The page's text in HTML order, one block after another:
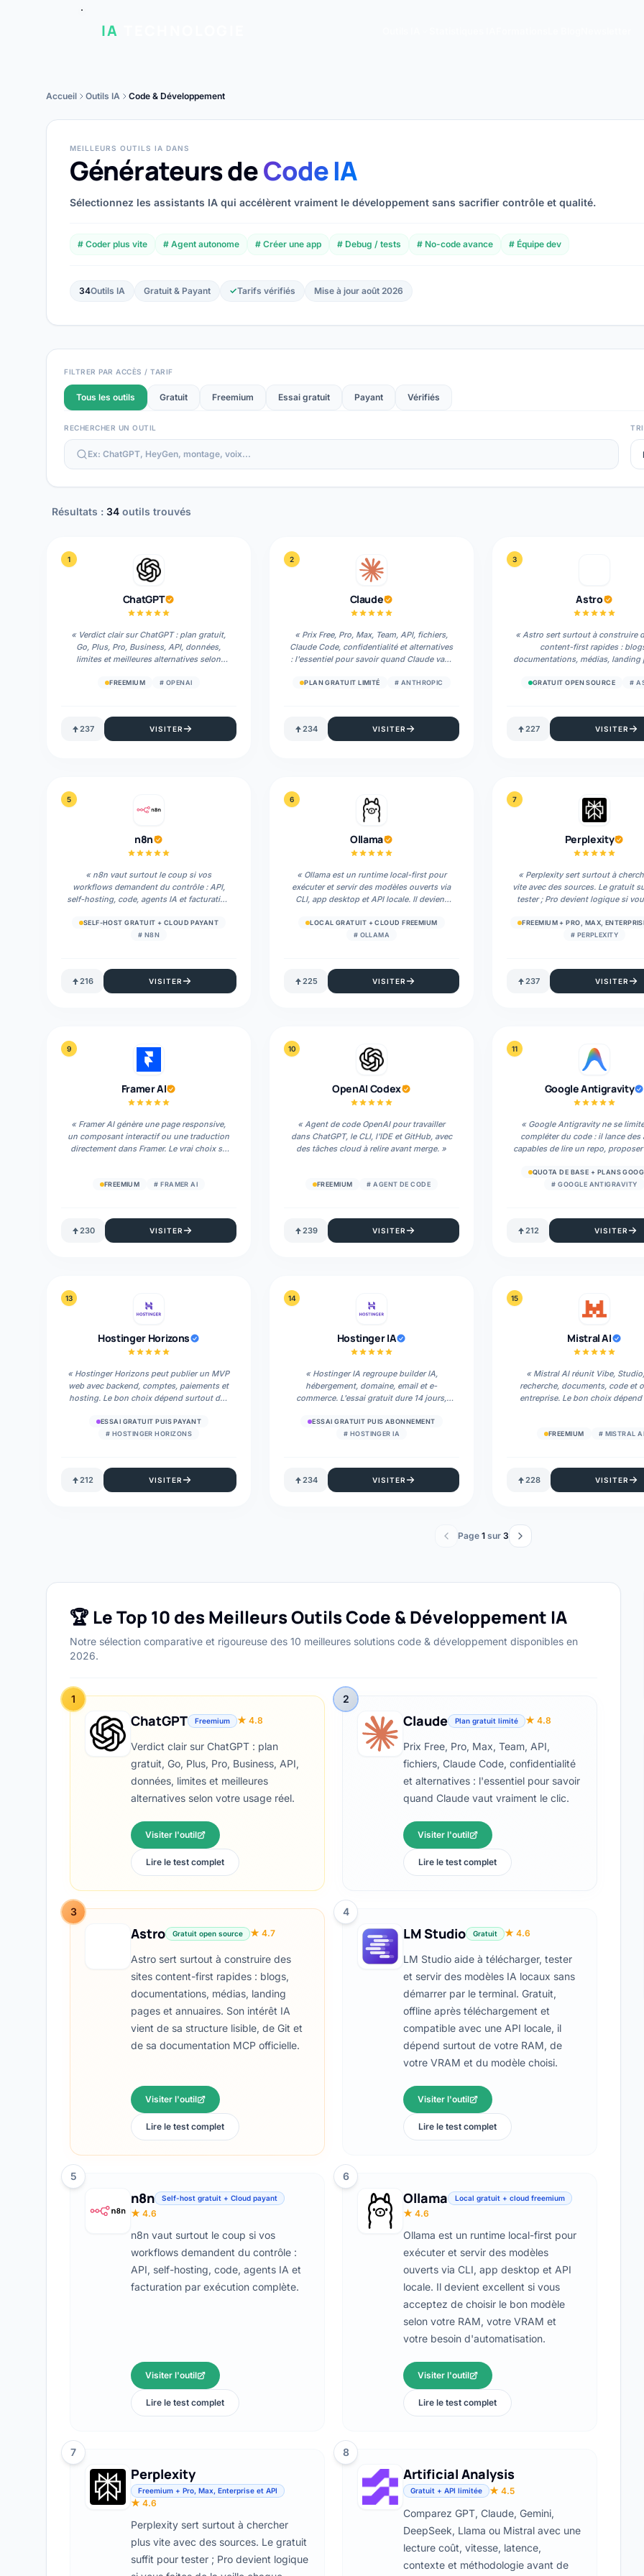
IA
Accueil Outils IA Code & Développement
MEILLEURS OUTILS IA DANS
Générateurs deCode IA
Sélectionnez les assistants IA qui accélèrent vraiment le développement sans sacrifier contrôle et qualité.
# Coder plus vite # Agent autonome # Créer une app # Debug / tests # No-code avance # Équipe dev
34Outils IA Gratuit & Payant ✓Tarifs vérifiés Mise à jour août 2026
FILTRER PAR ACCÈS / TARIF
Tous les outils Gratuit Freemium Essai gratuit Payant Vérifiés
RECHERCHER UN OUTIL
Résultats : 34 outils trouvés
1
ChatGPT
« Verdict clair sur ChatGPT : plan gratuit,
Go, Plus, Pro, Business, API, données,
limites et meilleures alternatives selon
FREEMIUM # OPENAI
237 VISITER
2
Claude
« Prix Free, Pro, Max, Team, API, fichiers,
Claude Code, confidentialité et alternatives
: l'essentiel pour savoir quand Claude vaut
PLAN GRATUIT LIMITÉ # ANTHROPIC
234 VISITER
3
Astro
« Astro sert surtout à construire
content-first rapides :
documentations, médias, landing
structure lisible, de Git et de
GRATUIT OPEN SOURCE #
227 VISITER
5
n8n
« n8n vaut surtout le coup si vos
workflows demandent du contrôle : API,
self-hosting, code, agents IA et facturation
SELF-HOST GRATUIT + CLOUD PAYANT
# N8N
216 VISITER
6
Ollama
« Ollama est un runtime local-first pour
exécuter et servir des modèles ouverts via
CLI, app desktop et API locale. Il devient
modèle selon votre RAM, votre VRAM et
votre besoin d'automatisation.
LOCAL GRATUIT + CLOUD FREEMIUM
# OLLAMA
225 VISITER
7
Perplexity
« Perplexity sert surtout à
vite avec des sources. Le gratuit
tester ; Pro devient logique si
FREEMIUM + PRO, MAX,
# PERPLEXITY
237 VISITER
9
Framer AI
« Framer AI génère une page responsive,
un composant interactif ou une traduction
directement dans Framer. Le vrai choix se
FREEMIUM #FRAMER AI
230 VISITER
10
OpenAI Codex
« Agent de code OpenAI pour travailler
dans ChatGPT, le CLI, l'IDE et GitHub, avec
des tâches cloud à relire avant merge. »
FREEMIUM #AGENT DE CODE
239 VISITER
11
Google Antigravity
« Google Antigravity ne se
compléter du code : il lance des
capables de lire un repo,
contrôler Chrome et livrer des
relisibles.»
QUOTA DE BASE + PLANS
#GOOGLE ANTIGRAVITY
212 VISITER
13
Hostinger Horizons
« Hostinger Horizons peut publier un MVP
web avec backend, comptes, paiements et
hosting. Le bon choix dépend surtout des
ESSAI GRATUIT PUIS PAYANT
# HOSTINGER HORIZONS
212 VISITER
14
Hostinger IA
« Hostinger IA regroupe builder IA,
hébergement, domaine, email et e-
commerce. L'essai gratuit dure 14 jours,
payant.»
ESSAI GRATUIT PUIS ABONNEMENT
# HOSTINGER IA
234 VISITER
15
Mistral AI
« Mistral AI réunit Vibe,
recherche, documents, code et
entreprise. Le bon choix dépend
FREEMIUM # MISTRAL AI
228 VISITER
Page 1sur 3
🏆 Le Top 10 des Meilleurs Outils Code & Développement IA
Notre sélection comparative et rigoureuse des 10 meilleures solutions code & développement disponibles en
2026.
1
ChatGPT Freemium ★ 4.8
Verdict clair sur ChatGPT : plan
gratuit, Go, Plus, Pro, Business, API,
données, limites et meilleures
alternatives selon votre usage réel.
Visiter l'outil
Lire le test complet
2
Claude Plan gratuit limité ★ 4.8
Prix Free, Pro, Max, Team, API,
fichiers, Claude Code, confidentialité
et alternatives : l'essentiel pour savoir
quand Claude vaut vraiment le clic.
Visiter l'outil
Lire le test complet
3
Astro Gratuit open source ★ 4.7
Astro sert surtout à construire des
sites content-first rapides : blogs,
documentations, médias, landing
pages et annuaires. Son intérêt IA
vient de sa structure lisible, de Git et
de sa documentation MCP officielle.
Visiter l'outil
Lire le test complet
4
LM Studio Gratuit ★ 4.6
LM Studio aide à télécharger, tester
et servir des modèles IA locaux sans
démarrer par le terminal. Gratuit,
offline après téléchargement et
compatible avec une API locale, il
dépend surtout de votre RAM, de
votre VRAM et du modèle choisi.
Visiter l'outil
Lire le test complet
5
n8n Self-host gratuit + Cloud payant
★ 4.6
n8n vaut surtout le coup si vos
workflows demandent du contrôle :
API, self-hosting, code, agents IA et
facturation par exécution complète.
Visiter l'outil
Lire le test complet
6
Ollama Local gratuit + cloud freemium
★ 4.6
Ollama est un runtime local-first pour
exécuter et servir des modèles
ouverts via CLI, app desktop et API
locale. Il devient excellent si vous
acceptez de choisir le bon modèle
selon votre RAM, votre VRAM et
votre besoin d'automatisation.
Visiter l'outil
Lire le test complet
7
Perplexity
Freemium + Pro, Max, Enterprise et API
★ 4.6
Perplexity sert surtout à chercher
plus vite avec des sources. Le gratuit
suffit pour tester ; Pro devient logique
8
Artificial Analysis
Gratuit + API limitée ★ 4.5
Comparez GPT, Claude, Gemini,
DeepSeek, Llama ou Mistral avec une
lecture coût, vitesse, latence,
contexte et méthodologie avant de